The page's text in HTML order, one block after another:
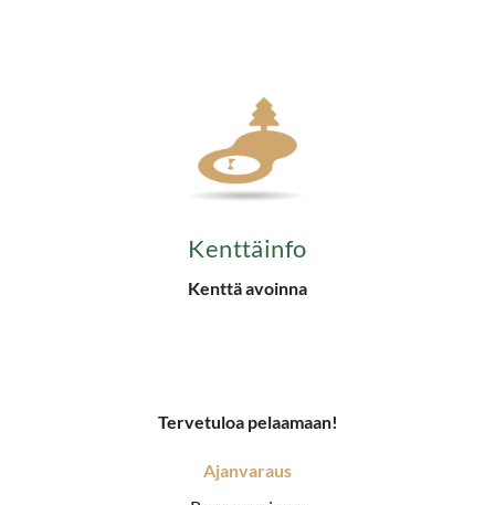
Kenttäinfo
Kenttä avoinna
​​​​​​​Tervetuloa pelaamaan!
Ajanvaraus